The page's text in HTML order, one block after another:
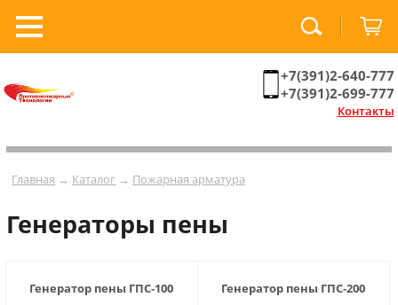
+7(391)2-640-777
+7(391)2-699-777
Контакты
Главная → Каталог → Пожарная арматура
Генераторы пены
Генератор пены ГПС-100 Генератор пены ГПС-200